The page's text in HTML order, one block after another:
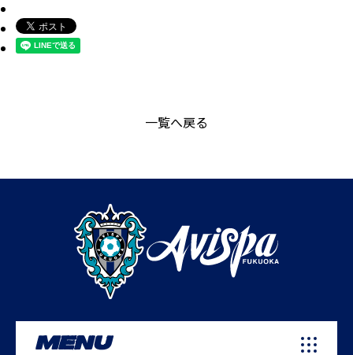
一覧へ戻る
MENU